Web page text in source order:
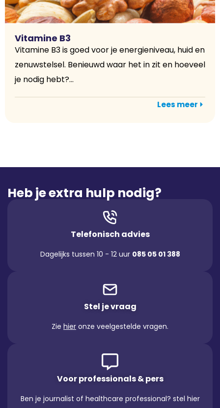
Vitamine B3
Vitamine B3 is goed voor je energieniveau, huid en
zenuwstelsel. Benieuwd waar het in zit en hoeveel
je nodig hebt?...
Lees meer
Heb je extra hulp nodig?
Telefonisch advies
Dagelijks tussen 10 - 12 uur 085 05 01 388
Stel je vraag
Zie hier onze veelgestelde vragen.
Voor professionals & pers
Ben je journalist of healthcare professional? stel hier